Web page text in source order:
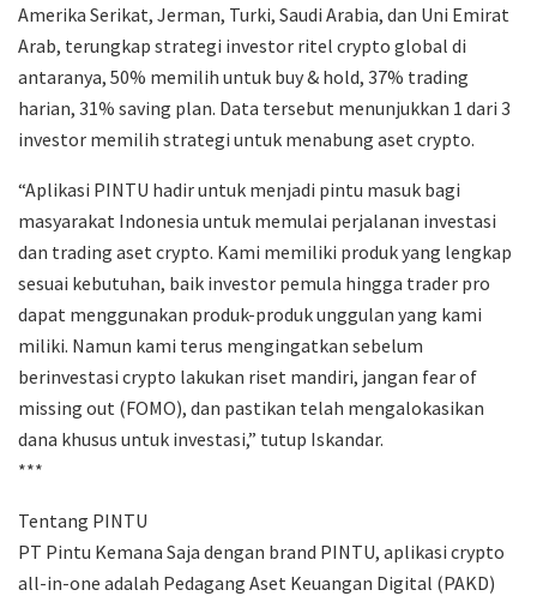
Amerika Serikat, Jerman, Turki, Saudi Arabia, dan Uni Emirat
Arab, terungkap strategi investor ritel crypto global di
antaranya, 50% memilih untuk buy & hold, 37% trading
harian, 31% saving plan. Data tersebut menunjukkan 1 dari 3
investor memilih strategi untuk menabung aset crypto.
“Aplikasi PINTU hadir untuk menjadi pintu masuk bagi
masyarakat Indonesia untuk memulai perjalanan investasi
dan trading aset crypto. Kami memiliki produk yang lengkap
sesuai kebutuhan, baik investor pemula hingga trader pro
dapat menggunakan produk-produk unggulan yang kami
miliki. Namun kami terus mengingatkan sebelum
berinvestasi crypto lakukan riset mandiri, jangan fear of
missing out (FOMO), dan pastikan telah mengalokasikan
dana khusus untuk investasi,” tutup Iskandar.
***
Tentang PINTU
PT Pintu Kemana Saja dengan brand PINTU, aplikasi crypto
all-in-one adalah Pedagang Aset Keuangan Digital (PAKD)